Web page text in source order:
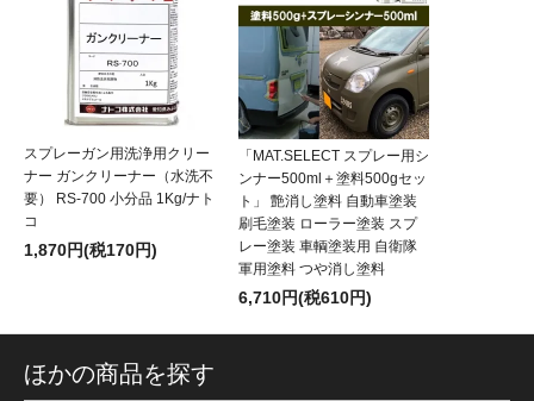
スプレーガン用洗浄用クリー
ナー ガンクリーナー（水洗不
要） RS-700 小分品 1Kg/ナト
コ
1,870円(税170円)
「MAT.SELECT スプレー用シ
ンナー500ml＋塗料500gセッ
ト」 艶消し塗料 自動車塗装
刷毛塗装 ローラー塗装 スプ
レー塗装 車輌塗装用 自衛隊
軍用塗料 つや消し塗料
6,710円(税610円)
ほかの商品を探す